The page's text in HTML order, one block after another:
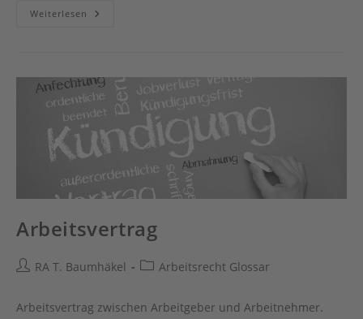
Weiterlesen Arbeitszeugnis
Arbeitsvertrag
Beitrags-
RA T. Baumhäkel
Beitrags-
Arbeitsrecht Glossar
Arbeitsvertrag zwischen Arbeitgeber und Arbeitnehmer.